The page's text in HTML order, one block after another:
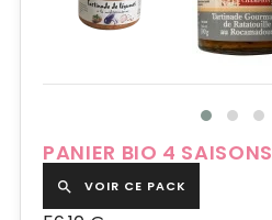
PANIER BIO 4 SAISONS
 VOIR CE PACK